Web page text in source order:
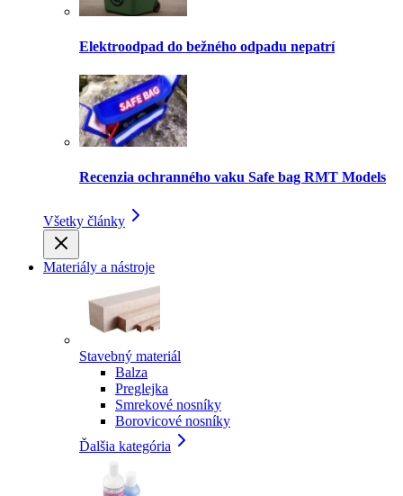
Elektroodpad do bežného odpadu nepatrí
Recenzia ochranného vaku Safe bag RMT Models
Všetky články
Materiály a nástroje
Stavebný materiál
Balza
Preglejka
Smrekové nosníky
Borovicové nosníky
Ďalšia kategória